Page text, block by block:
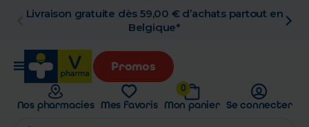
en
Retrait en pharmacie gratuit
Promos
Nos pharmacies Mes favoris
0
Mon panier Se connecter